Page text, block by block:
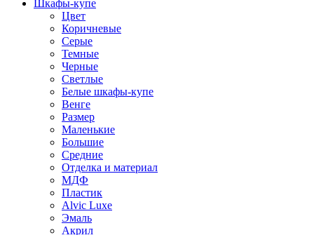
Шкафы-купе
Цвет
Коричневые
Серые
Темные
Черные
Светлые
Белые шкафы-купе
Венге
Размер
Маленькие
Большие
Средние
Отделка и материал
МДФ
Пластик
Alvic Luxe
Эмаль
Акрил